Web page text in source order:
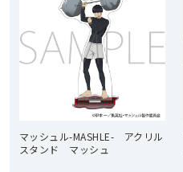
マッシュル-MASHLE- アクリル
スタンド マッシュ